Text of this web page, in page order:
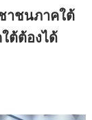
าชนภาคใต้
ต้ต้องได้